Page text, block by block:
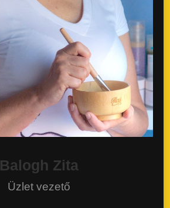
Balogh Zita
Üzlet vezető